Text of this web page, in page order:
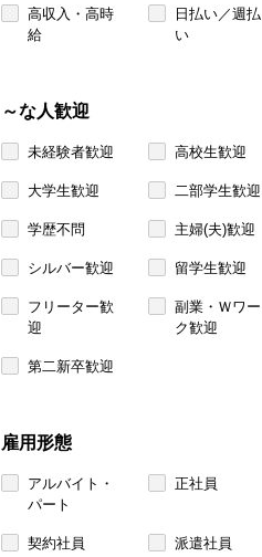
高収入・高時
給
日払い／週払
い
～な人歓迎
未経験者歓迎 高校生歓迎
大学生歓迎 二部学生歓迎
学歴不問 主婦(夫)歓迎
シルバー歓迎 留学生歓迎
フリーター歓
迎
副業・Ｗワー
ク歓迎
第二新卒歓迎
雇用形態
アルバイト・
パート
正社員
契約社員 派遣社員